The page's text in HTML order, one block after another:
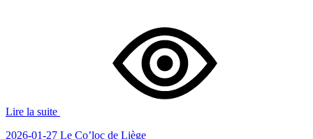
Lire la suite
2026-01-27 Le Co’loc de Liège